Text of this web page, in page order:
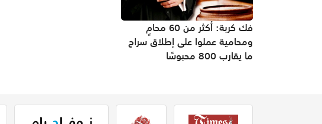
فك كربة: أكثر من 60 محامٍ
ومحامية عملوا على إطلاق سراح
ما يقارب 800 محبوسًا